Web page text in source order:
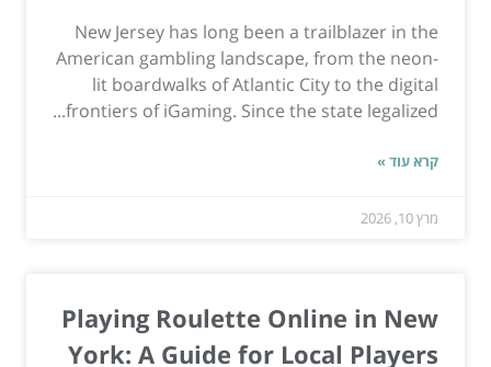
New Jersey has long been a trailblazer in the
American gambling landscape, from the neon-
lit boardwalks of Atlantic City to the digital
frontiers of iGaming. Since the state legalized...
קרא עוד »
מרץ 10, 2026
Playing Roulette Online in New
York: A Guide for Local Players